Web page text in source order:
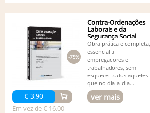
€ 3,90
Em vez de € 16,00
-75%
Contra-Ordenações
Laborais e da
Segurança Social
Obra prática e completa,
essencial a
empregadores e
trabalhadores, sem
esquecer todos aqueles
que no dia-a-dia...
ver mais